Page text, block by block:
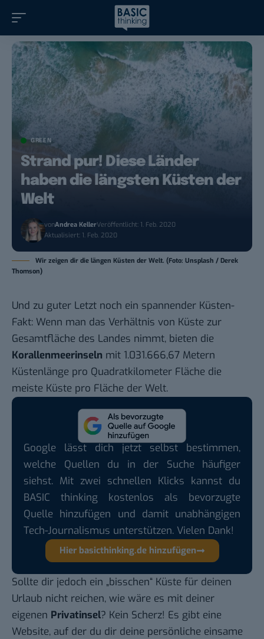
GREEN
Strand pur! Diese Länder
haben die längsten Küsten der
Welt
vonAndrea KellerVeröffentlicht: 1. Feb. 2020
Aktualisiert: 1. Feb. 2020
Wir zeigen dir die längen Küsten der Welt. (Foto: Unsplash / Derek
Thomson)
Und zu guter Letzt noch ein spannender Küsten-
Fakt: Wenn man das Verhältnis von Küste zur
Gesamtfläche des Landes nimmt, bieten die
Korallenmeerinseln mit 1.031.666,67 Metern
Küstenlänge pro Quadratkilometer Fläche die
meiste Küste pro Fläche der Welt.
Google lässt dich jetzt selbst bestimmen,
welche Quellen du in der Suche häufiger
siehst. Mit zwei schnellen Klicks kannst du
BASIC thinking kostenlos als bevorzugte
Quelle hinzufügen und damit unabhängigen
Tech-Journalismus unterstützen. Vielen Dank!
Hier basicthinking.de hinzufügen
Sollte dir jedoch ein „bisschen“ Küste für deinen
Urlaub nicht reichen, wie wäre es mit deiner
eigenen Privatinsel? Kein Scherz! Es gibt eine
Website, auf der du dir deine persönliche einsame